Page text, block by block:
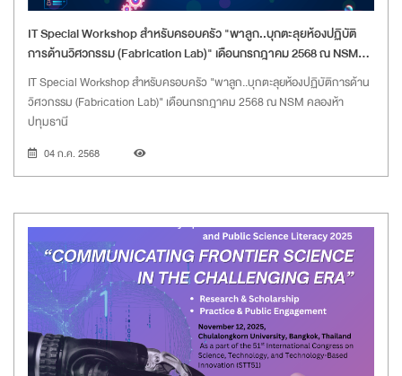
IT Special Workshop สำหรับครอบครัว "พาลูก..บุกตะลุยห้องปฏิบัติ
การด้านวิศวกรรม (Fabrication Lab)" เดือนกรกฎาคม 2568 ณ NSM
คลองห้า ปทุมธานี
IT Special Workshop สำหรับครอบครัว "พาลูก..บุกตะลุยห้องปฏิบัติการด้าน
วิศวกรรม (Fabrication Lab)" เดือนกรกฎาคม 2568 ณ NSM คลองห้า
ปทุมธานี
04 ก.ค. 2568